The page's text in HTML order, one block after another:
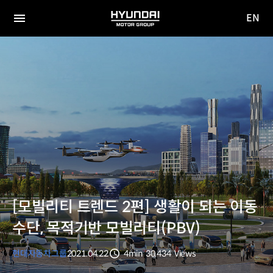
전체
HYUNDAI
MOTOR
EN
[모빌리티 트렌드 2편] 생활이 되는 이동
수단, 목적기반 모빌리티(PBV)
현대자동차그룹2021.04.22
분량
4min
조회수
30,434 Views